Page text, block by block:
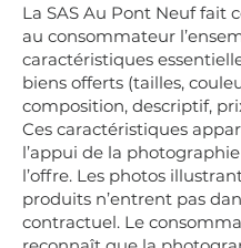
La SAS Au Pont Neuf fait
au consommateur
caractéristiques
biens offerts (tailles,
composition, descriptif,
Ces caractéristiques
l’appui de la
l’offre. Les photos
produits n’entrent pas
contractuel. Le